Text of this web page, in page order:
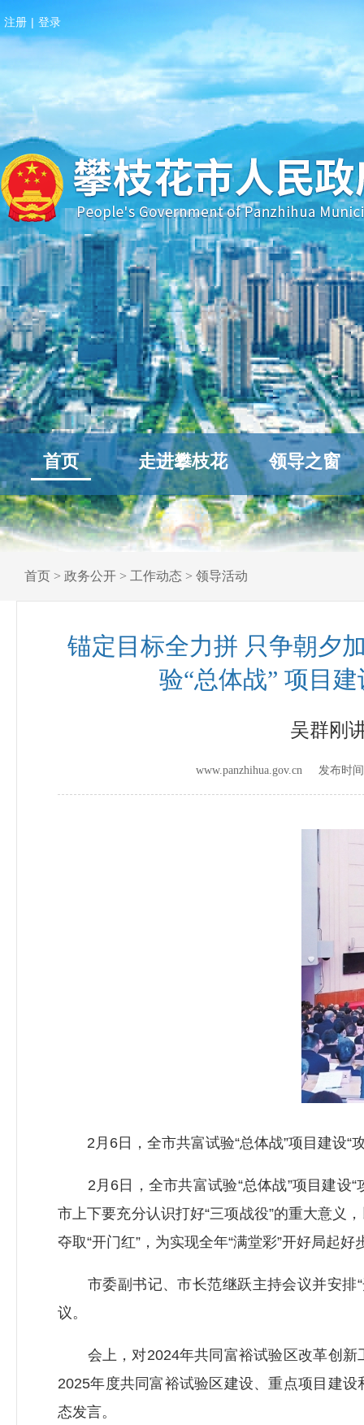
注册 | 登录
首页 走进攀枝花 领导之窗
首页 > 政务公开 > 工作动态 > 领导活动
锚定目标全力拼 只争朝夕
验“总体战” 项目
吴群刚
www.panzhihua.gov.cn 发布时
2月6日，全市共富试验“总体战”项目建设“
2月6日，全市共富试验“总体战”项目建设“
市上下要充分认识打好“三项战役”的重大意义
夺取“开门红”，为实现全年“满堂彩”开好局起好
市委副书记、市长范继跃主持会议并安排“
议。
会上，对2024年共同富裕试验区改革创新
2025年度共同富裕试验区建设、重点项目建
态发言。